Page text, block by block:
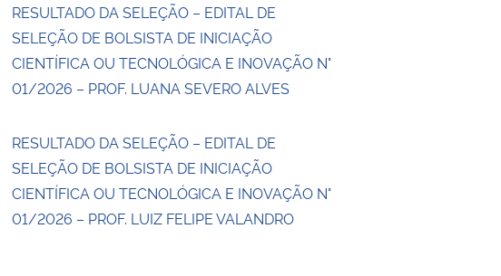
RESULTADO DA SELEÇÃO – EDITAL DE
SELEÇÃO DE BOLSISTA DE INICIAÇÃO
CIENTÍFICA OU TECNOLÓGICA E INOVAÇÃO N°
01/2026 – PROF. LUANA SEVERO ALVES
RESULTADO DA SELEÇÃO – EDITAL DE
SELEÇÃO DE BOLSISTA DE INICIAÇÃO
CIENTÍFICA OU TECNOLÓGICA E INOVAÇÃO N°
01/2026 – PROF. LUIZ FELIPE VALANDRO